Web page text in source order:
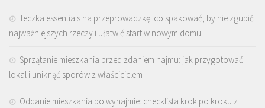
Teczka essentials na przeprowadzkę: co spakować, by nie zgubić
najważniejszych rzeczy i ułatwić start w nowym domu
Sprzątanie mieszkania przed zdaniem najmu: jak przygotować
lokal i uniknąć sporów z właścicielem
Oddanie mieszkania po wynajmie: checklista krok po kroku z